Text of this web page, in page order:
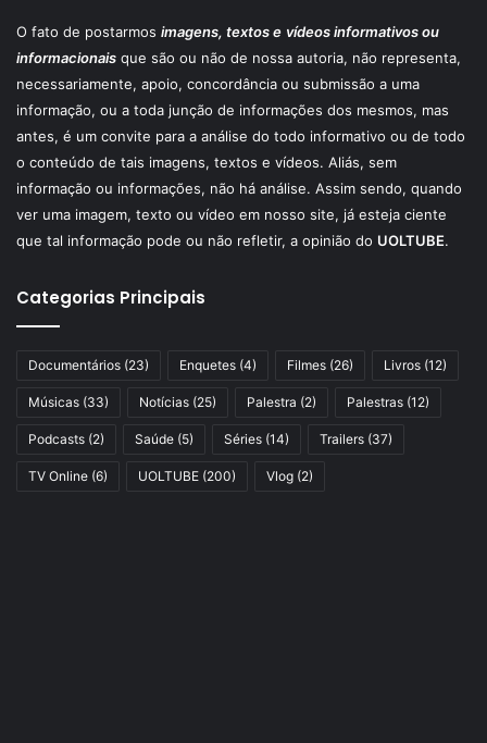
O fato de postarmos imagens, textos e vídeos informativos ou
informacionais que são ou não de nossa autoria, não representa,
necessariamente, apoio, concordância ou submissão a uma
informação, ou a toda junção de informações dos mesmos, mas
antes, é um convite para a análise do todo informativo ou de todo
o conteúdo de tais imagens, textos e vídeos. Aliás, sem
informação ou informações, não há análise. Assim sendo, quando
ver uma imagem, texto ou vídeo em nosso site, já esteja ciente
que tal informação pode ou não refletir, a opinião do UOLTUBE.
Categorias Principais
Documentários (23) Enquetes (4) Filmes (26) Livros (12)
Músicas (33) Notícias (25) Palestra (2) Palestras (12)
Podcasts (2) Saúde (5) Séries (14) Trailers (37)
TV Online (6) UOLTUBE (200) Vlog (2)